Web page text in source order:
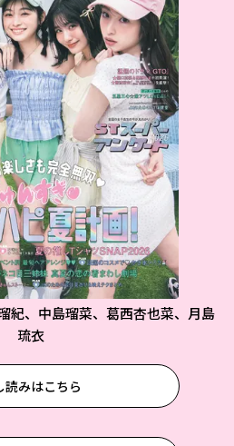
紀、中島瑠菜、葛西杏也菜、月島
琉衣
読みはこちら